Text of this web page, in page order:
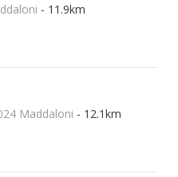
- 11.9km
Maddaloni - 12.1km